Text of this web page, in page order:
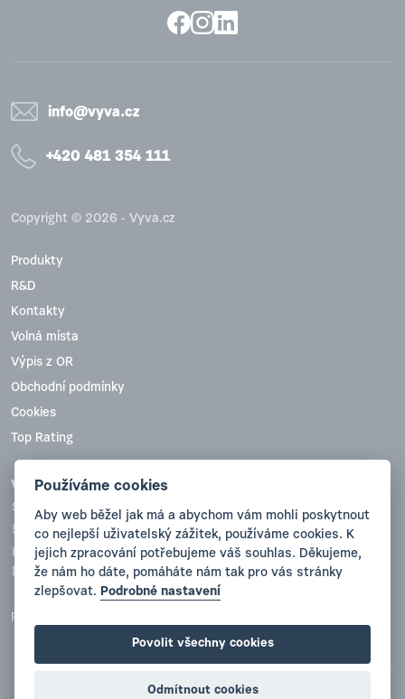
info@vyva.cz
+420 481 354 111
Copyright © 2026 - Vyva.cz
Produkty
R&D
Kontakty
Volná místa
Výpis z OR
Obchodní podmínky
Cookies
Top Rating
VYVA PLAST, s.r.o.
Sobotecká 836
511 01 Turnov
IČO:47780738
DIČ(VAT):CZ47780738
Registrace: Krajský soud v Hradci Králové, oddíl C, vložka 12057
Používáme cookies
Aby web běžel jak má a abychom vám mohli poskytnout
co nejlepší uživatelský zážitek, používáme cookies. K
jejich zpracování potřebujeme váš souhlas. Děkujeme,
že nám ho dáte, pomáháte nám tak pro vás stránky
zlepšovat. Podrobné nastavení
Povolit všechny cookies
Odmítnout cookies